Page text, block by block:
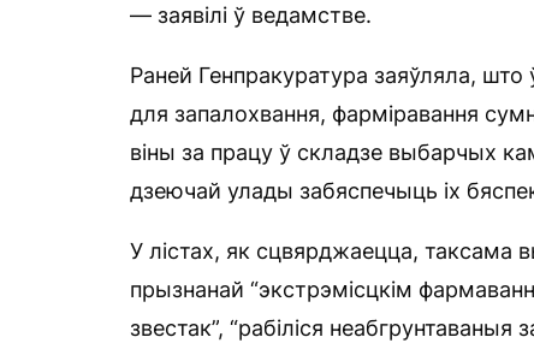
— заявілі ў ведамстве.
Раней Генпракуратура заяўляла, што
для запалохвання, фарміравання
віны за працу ў складзе выбарчых
дзеючай улады забяспечыць іх
У лістах, як сцвярджаецца, таксама
прызнанай “экстрэмісцкім
звестак”, “рабіліся